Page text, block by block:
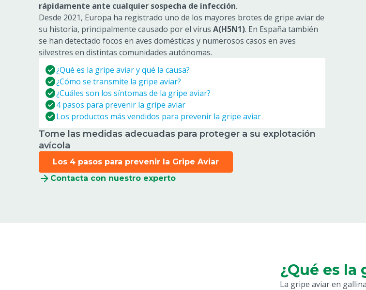
rápidamente ante cualquier sospecha de infección.
Desde 2021, Europa ha registrado uno de los mayores brotes de gripe aviar de
su historia, principalmente causado por el virus A(H5N1). En España también
se han detectado focos en aves domésticas y numerosos casos en aves
silvestres en distintas comunidades autónomas.
¿Qué es la gripe aviar y qué la causa?
¿Cómo se transmite la gripe aviar?
¿Cuáles son los síntomas de la gripe aviar?
4 pasos para prevenir la gripe aviar
Los productos más vendidos para prevenir la gripe aviar
Tome las medidas adecuadas para proteger a su explotación
avícola
Los 4 pasos para prevenir la Gripe Aviar
Contacta con nuestro experto
¿Qué es la
La gripe aviar en